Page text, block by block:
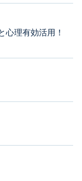
心理有効活用！